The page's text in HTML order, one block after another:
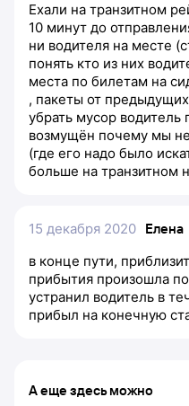
Ехали на транзитном
10 минут до
ни водителя на месте
понять кто из них
места по билетам на
, пакеты от
убрать мусор
возмущён почему мы
(где его надо было
больше на транзитном
15 декабря 2020 Елена
в конце пути,
прибытия произошла
устранил водитель в
прибыл на конечную
А еще здесь можно